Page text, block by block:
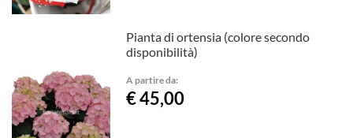
Pianta di ortensia (colore secondo
disponibilità)
A partire da:
€ 45,00